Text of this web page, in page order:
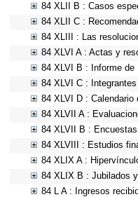
84 XLII B : Casos
84 XLII C :
84 XLIII : Las
84 XLVI A : Actas y
84 XLVI B : Informe de
84 XLVI C :
84 XLVI D : Calendario
84 XLVII A :
84 XLVII B :
84 XLVIII : Estudios
84 XLIX A :
84 XLIX B : Jubilados
84 L A : Ingresos